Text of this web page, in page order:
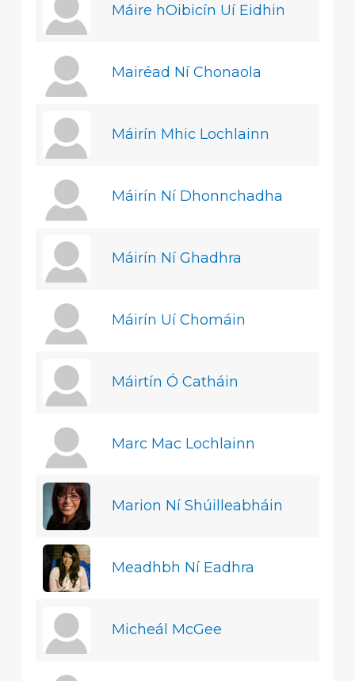
Máire hOibicín Uí Eidhin
Mairéad Ní Chonaola
Máirín Mhic Lochlainn
Máirín Ní Dhonnchadha
Máirín Ní Ghadhra
Máirín Uí Chomáin
Máirtín Ó Catháin
Marc Mac Lochlainn
Marion Ní Shúilleabháin
Meadhbh Ní Eadhra
Micheál McGee